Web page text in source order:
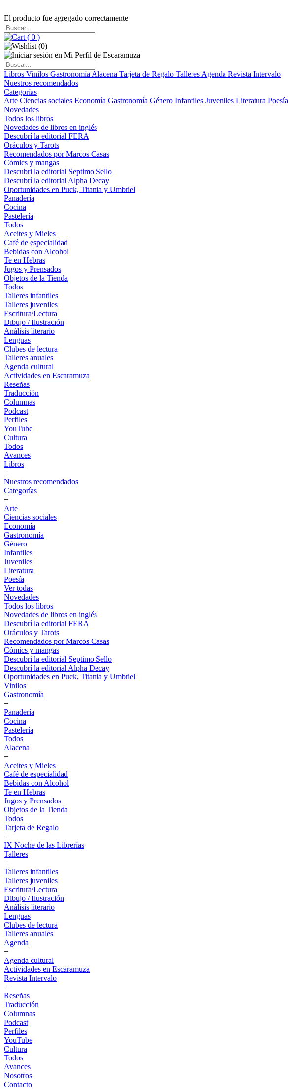
El producto fue agregado correctamente
( 0 )
(0)
Libros Vinilos Gastronomía Alacena Tarjeta de Regalo Talleres Agenda Revista Intervalo
Nuestros recomendados
Categorías
Arte Ciencias sociales Economía Gastronomía Género Infantiles Juveniles Literatura Poesía
Novedades
Todos los libros
Novedades de libros en inglés
Descubrí la editorial FERA
Oráculos y Tarots
Recomendados por Marcos Casas
Cómics y mangas
Descubri la editorial Septimo Sello
Descubrí la editorial Alpha Decay
Oportunidades en Puck, Titania y Umbriel
Panadería
Cocina
Pastelería
Todos
Aceites y Mieles
Café de especialidad
Bebidas con Alcohol
Te en Hebras
Jugos y Prensados
Objetos de la Tienda
Todos
Talleres infantiles
Talleres juveniles
Escritura/Lectura
Dibujo / Ilustración
Análisis literario
Lenguas
Clubes de lectura
Talleres anuales
Agenda cultural
Actividades en Escaramuza
Reseñas
Traducción
Columnas
Podcast
Perfiles
YouTube
Cultura
Todos
Avances
Libros
+
Nuestros recomendados
Categorías
+
Arte
Ciencias sociales
Economía
Gastronomía
Género
Infantiles
Juveniles
Literatura
Poesía
Ver todas
Novedades
Todos los libros
Novedades de libros en inglés
Descubrí la editorial FERA
Oráculos y Tarots
Recomendados por Marcos Casas
Cómics y mangas
Descubri la editorial Septimo Sello
Descubrí la editorial Alpha Decay
Oportunidades en Puck, Titania y Umbriel
Vinilos
Gastronomía
+
Panadería
Cocina
Pastelería
Todos
Alacena
+
Aceites y Mieles
Café de especialidad
Bebidas con Alcohol
Te en Hebras
Jugos y Prensados
Objetos de la Tienda
Todos
Tarjeta de Regalo
+
IX Noche de las Librerías
Talleres
+
Talleres infantiles
Talleres juveniles
Escritura/Lectura
Dibujo / Ilustración
Análisis literario
Lenguas
Clubes de lectura
Talleres anuales
Agenda
+
Agenda cultural
Actividades en Escaramuza
Revista Intervalo
+
Reseñas
Traducción
Columnas
Podcast
Perfiles
YouTube
Cultura
Todos
Avances
Nosotros
Contacto